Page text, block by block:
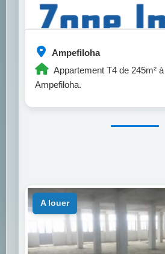
Ampefiloha
Appartement T4 de 245m²
Ampefiloha.
a louer